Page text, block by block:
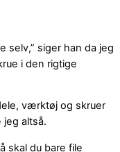
selv,” siger han da jeg
i den rigtige
værktøj og skruer
jeg altså.
skal du bare file